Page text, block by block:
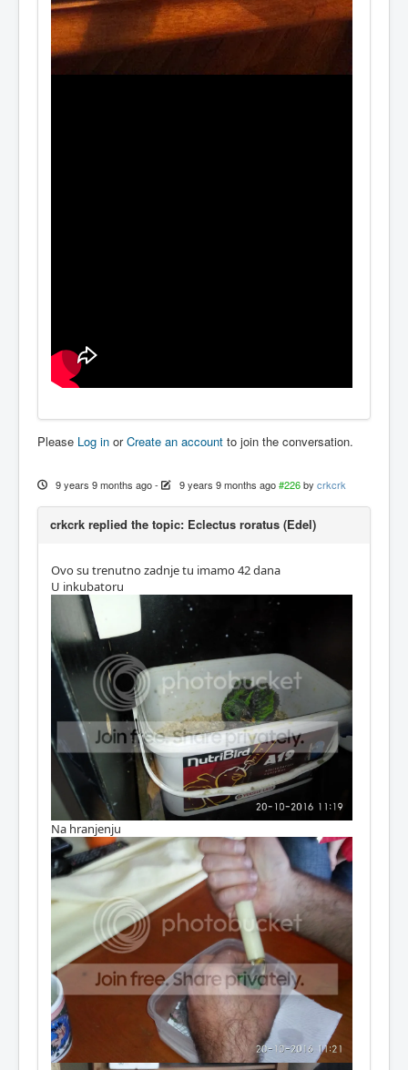
Please Log in orCreate an account to join the conversation.
9 years 9 months ago- 9 years 9 months ago #226 by crkcrk
crkcrk replied the topic: Eclectus roratus (Edel)
Ovo su trenutno zadnje tu imamo 42 dana
U inkubatoru
Na hranjenju